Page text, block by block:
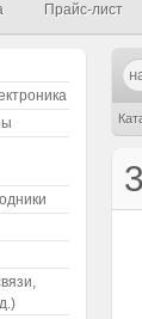
Прайс-лист